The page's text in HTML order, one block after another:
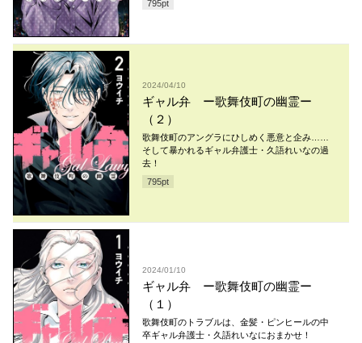
795pt
2024/04/10
ギャル弁 ー歌舞伎町の幽霊ー
（２）
歌舞伎町のアングラにひしめく悪意と企み……
そして暴かれるギャル弁護士・久語れいなの過
去！
795pt
2024/01/10
ギャル弁 ー歌舞伎町の幽霊ー
（１）
歌舞伎町のトラブルは、金髪・ピンヒールの中
卒ギャル弁護士・久語れいなにおまかせ！